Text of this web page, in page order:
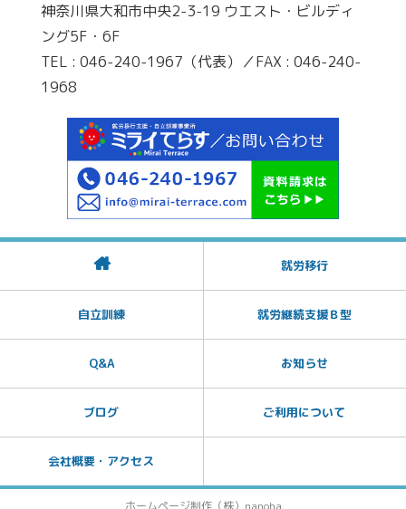
神奈川県大和市中央2-3-19 ウエスト・ビルディ
ング5F・6F
TEL : 046-240-1967（代表）／FAX : 046-240-
1968
就労移行
自立訓練 就労継続支援Ｂ型
Q&A お知らせ
ブログ ご利用について
会社概要・アクセス
ホームページ制作（株）nanoha